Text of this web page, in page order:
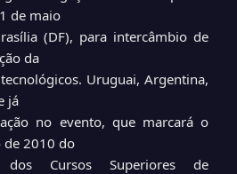
de maio
(DF), para intercâmbio de
da
Uruguai, Argentina,
já
no evento, que marcará o
de 2010 do
dos Cursos Superiores de